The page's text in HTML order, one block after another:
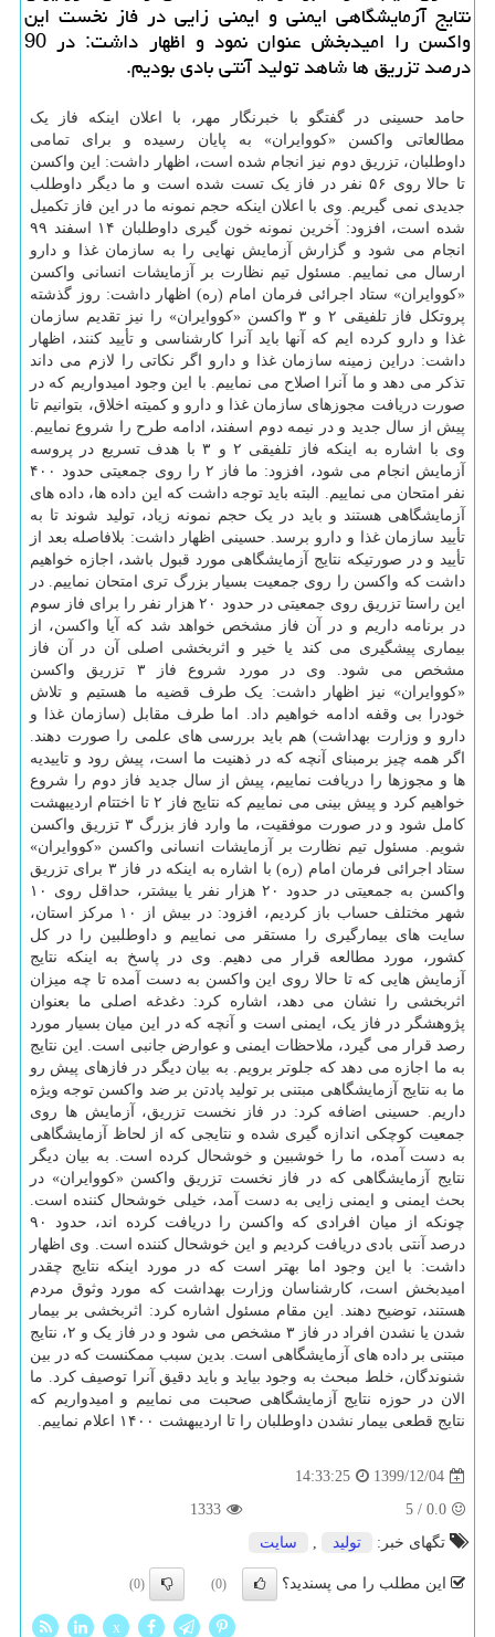
نتایج آزمایشگاهی ایمنی و ایمنی زایی در فاز نخست این
واکسن را امیدبخش عنوان نمود و اظهار داشت: در 90
درصد تزریق ها شاهد تولید آنتی بادی بودیم.
حامد حسینی در گفتگو با خبرنگار مهر، با اعلان اینکه فاز یک
مطالعاتی واکسن «کووایران» به پایان رسیده و برای تمامی
داوطلبان، تزریق دوم نیز انجام شده است، اظهار داشت: این واکسن
تا حالا روی ۵۶ نفر در فاز یک تست شده است و ما دیگر داوطلب
جدیدی نمی گیریم. وی با اعلان اینکه حجم نمونه ما در این فاز تکمیل
شده است، افزود: آخرین نمونه خون گیری داوطلبان ۱۴ اسفند ۹۹
انجام می شود و گزارش آزمایش نهایی را به سازمان غذا و دارو
ارسال می نماییم. مسئول تیم نظارت بر آزمایشات انسانی واکسن
«کووایران» ستاد اجرائی فرمان امام (ره) اظهار داشت: روز گذشته
پروتکل فاز تلفیقی ۲ و ۳ واکسن «کووایران» را نیز تقدیم سازمان
غذا و دارو کرده ایم که آنها باید آنرا کارشناسی و تأیید کنند، اظهار
داشت: دراین زمینه سازمان غذا و دارو اگر نکاتی را لازم می داند
تذکر می دهد و ما آنرا اصلاح می نماییم. با این وجود امیدواریم که در
صورت دریافت مجوزهای سازمان غذا و دارو و کمیته اخلاق، بتوانیم تا
پیش از سال جدید و در نیمه دوم اسفند، ادامه طرح را شروع نماییم.
وی با اشاره به اینکه فاز تلفیقی ۲ و ۳ با هدف تسریع در پروسه
آزمایش انجام می شود، افزود: ما فاز ۲ را روی جمعیتی حدود ۴۰۰
نفر امتحان می نماییم. البته باید توجه داشت که این داده ها، داده های
آزمایشگاهی هستند و باید در یک حجم نمونه زیاد، تولید شوند تا به
تأیید سازمان غذا و دارو برسد. حسینی اظهار داشت: بلافاصله بعد از
تأیید و در صورتیکه نتایج آزمایشگاهی مورد قبول باشد، اجازه خواهیم
داشت که واکسن را روی جمعیت بسیار بزرگ تری امتحان نماییم. در
این راستا تزریق روی جمعیتی در حدود ۲۰ هزار نفر را برای فاز سوم
در برنامه داریم و در آن فاز مشخص خواهد شد که آیا واکسن، از
بیماری پیشگیری می کند یا خیر و اثربخشی اصلی آن در آن فاز
مشخص می شود. وی در مورد شروع فاز ۳ تزریق واکسن
«کووایران» نیز اظهار داشت: یک طرف قضیه ما هستیم و تلاش
خودرا بی وقفه ادامه خواهیم داد. اما طرف مقابل (سازمان غذا و
دارو و وزارت بهداشت) هم باید بررسی های علمی را صورت دهند.
اگر همه چیز برمبنای آنچه که در ذهنیت ما است، پیش رود و تاییدیه
ها و مجوزها را دریافت نماییم، پیش از سال جدید فاز دوم را شروع
خواهیم کرد و پیش بینی می نماییم که نتایج فاز ۲ تا اختتام اردیبهشت
کامل شود و در صورت موفقیت، ما وارد فاز بزرگ ۳ تزریق واکسن
شویم. مسئول تیم نظارت بر آزمایشات انسانی واکسن «کووایران»
ستاد اجرائی فرمان امام (ره) با اشاره به اینکه در فاز ۳ برای تزریق
واکسن به جمعیتی در حدود ۲۰ هزار نفر یا بیشتر، حداقل روی ۱۰
شهر مختلف حساب باز کردیم، افزود: در بیش از ۱۰ مرکز استان،
سایت های بیمارگیری را مستقر می نماییم و داوطلبین را در کل
کشور، مورد مطالعه قرار می دهیم. وی در پاسخ به اینکه نتایج
آزمایش هایی که تا حالا روی این واکسن به دست آمده تا چه میزان
اثربخشی را نشان می دهد، اشاره کرد: دغدغه اصلی ما بعنوان
پژوهشگر در فاز یک، ایمنی است و آنچه که در این میان بسیار مورد
رصد قرار می گیرد، ملاحظات ایمنی و عوارض جانبی است. این نتایج
به ما اجازه می دهد که جلوتر برویم. به بیان دیگر در فازهای پیش رو
ما به نتایج آزمایشگاهی مبتنی بر تولید پادتن بر ضد واکسن توجه ویژه
داریم. حسینی اضافه کرد: در فاز نخست تزریق، آزمایش ها روی
جمعیت کوچکی اندازه گیری شده و نتایجی که از لحاظ آزمایشگاهی
به دست آمده، ما را خوشبین و خوشحال کرده است. به بیان دیگر
نتایج آزمایشگاهی که در فاز نخست تزریق واکسن «کووایران» در
بحث ایمنی و ایمنی زایی به دست آمد، خیلی خوشحال کننده است.
چونکه از میان افرادی که واکسن را دریافت کرده اند، حدود ۹۰
درصد آنتی بادی دریافت کردیم و این خوشحال کننده است. وی اظهار
داشت: با این وجود اما بهتر است که در مورد اینکه نتایج چقدر
امیدبخش است، کارشناسان وزارت بهداشت که مورد وثوق مردم
هستند، توضیح دهند. این مقام مسئول اشاره کرد: اثربخشی بر بیمار
شدن یا نشدن افراد در فاز ۳ مشخص می شود و در فاز یک و ۲، نتایج
مبتنی بر داده های آزمایشگاهی است. بدین سبب ممکنست که در بین
شنوندگان، خلط مبحث به وجود بیاید و باید دقیق آنرا توصیف کرد. ما
الان در حوزه نتایج آزمایشگاهی صحبت می نماییم و امیدواریم که
نتایج قطعی بیمار نشدن داوطلبان را تا اردیبهشت ۱۴۰۰ اعلام نماییم.
1399/12/04
14:33:25
0.0
/
5
1333
تگهای خبر:
تولید , سایت
این مطلب را می پسندید؟ (0)
(0)
x